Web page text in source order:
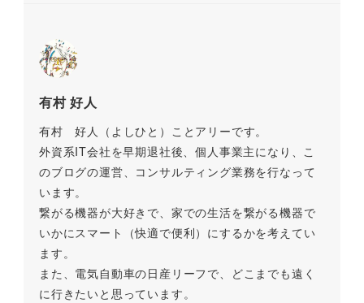
有村 好人
有村 好人（よしひと）ことアリーです。
外資系IT会社を早期退社後、個人事業主になり、こ
のブログの運営、コンサルティング業務を行なって
います。
繋がる機器が大好きで、家での生活を繋がる機器で
いかにスマート（快適で便利）にするかを考えてい
ます。
また、電気自動車の日産リーフで、どこまでも遠く
に行きたいと思っています。